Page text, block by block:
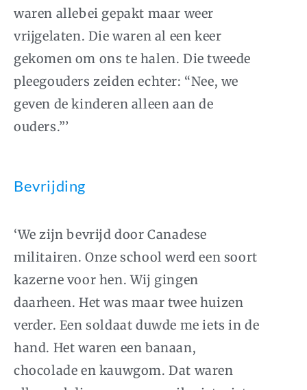
waren allebei gepakt maar weer
vrijgelaten. Die waren al een keer
gekomen om ons te halen. Die tweede
pleegouders zeiden echter: “Nee, we
geven de kinderen alleen aan de
ouders.”’
Bevrijding
‘We zijn bevrijd door Canadese
militairen. Onze school werd een soort
kazerne voor hen. Wij gingen
daarheen. Het was maar twee huizen
verder. Een soldaat duwde me iets in de
hand. Het waren een banaan,
chocolade en kauwgom. Dat waren